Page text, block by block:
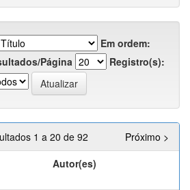
Em ordem:
Página
Registro(s):
1 a 20 de 92
Próximo >
Autor(es)